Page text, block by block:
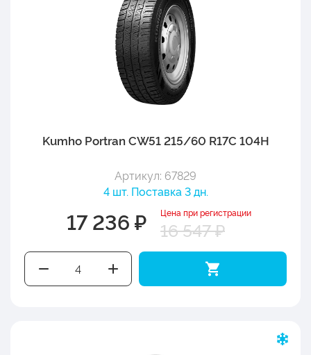
Kumho Portran CW51 215/60 R17C 104H
Артикул: 67829
4 шт. Поставка 3 дн.
17 236 ₽ Цена при регистрации
16 547 ₽